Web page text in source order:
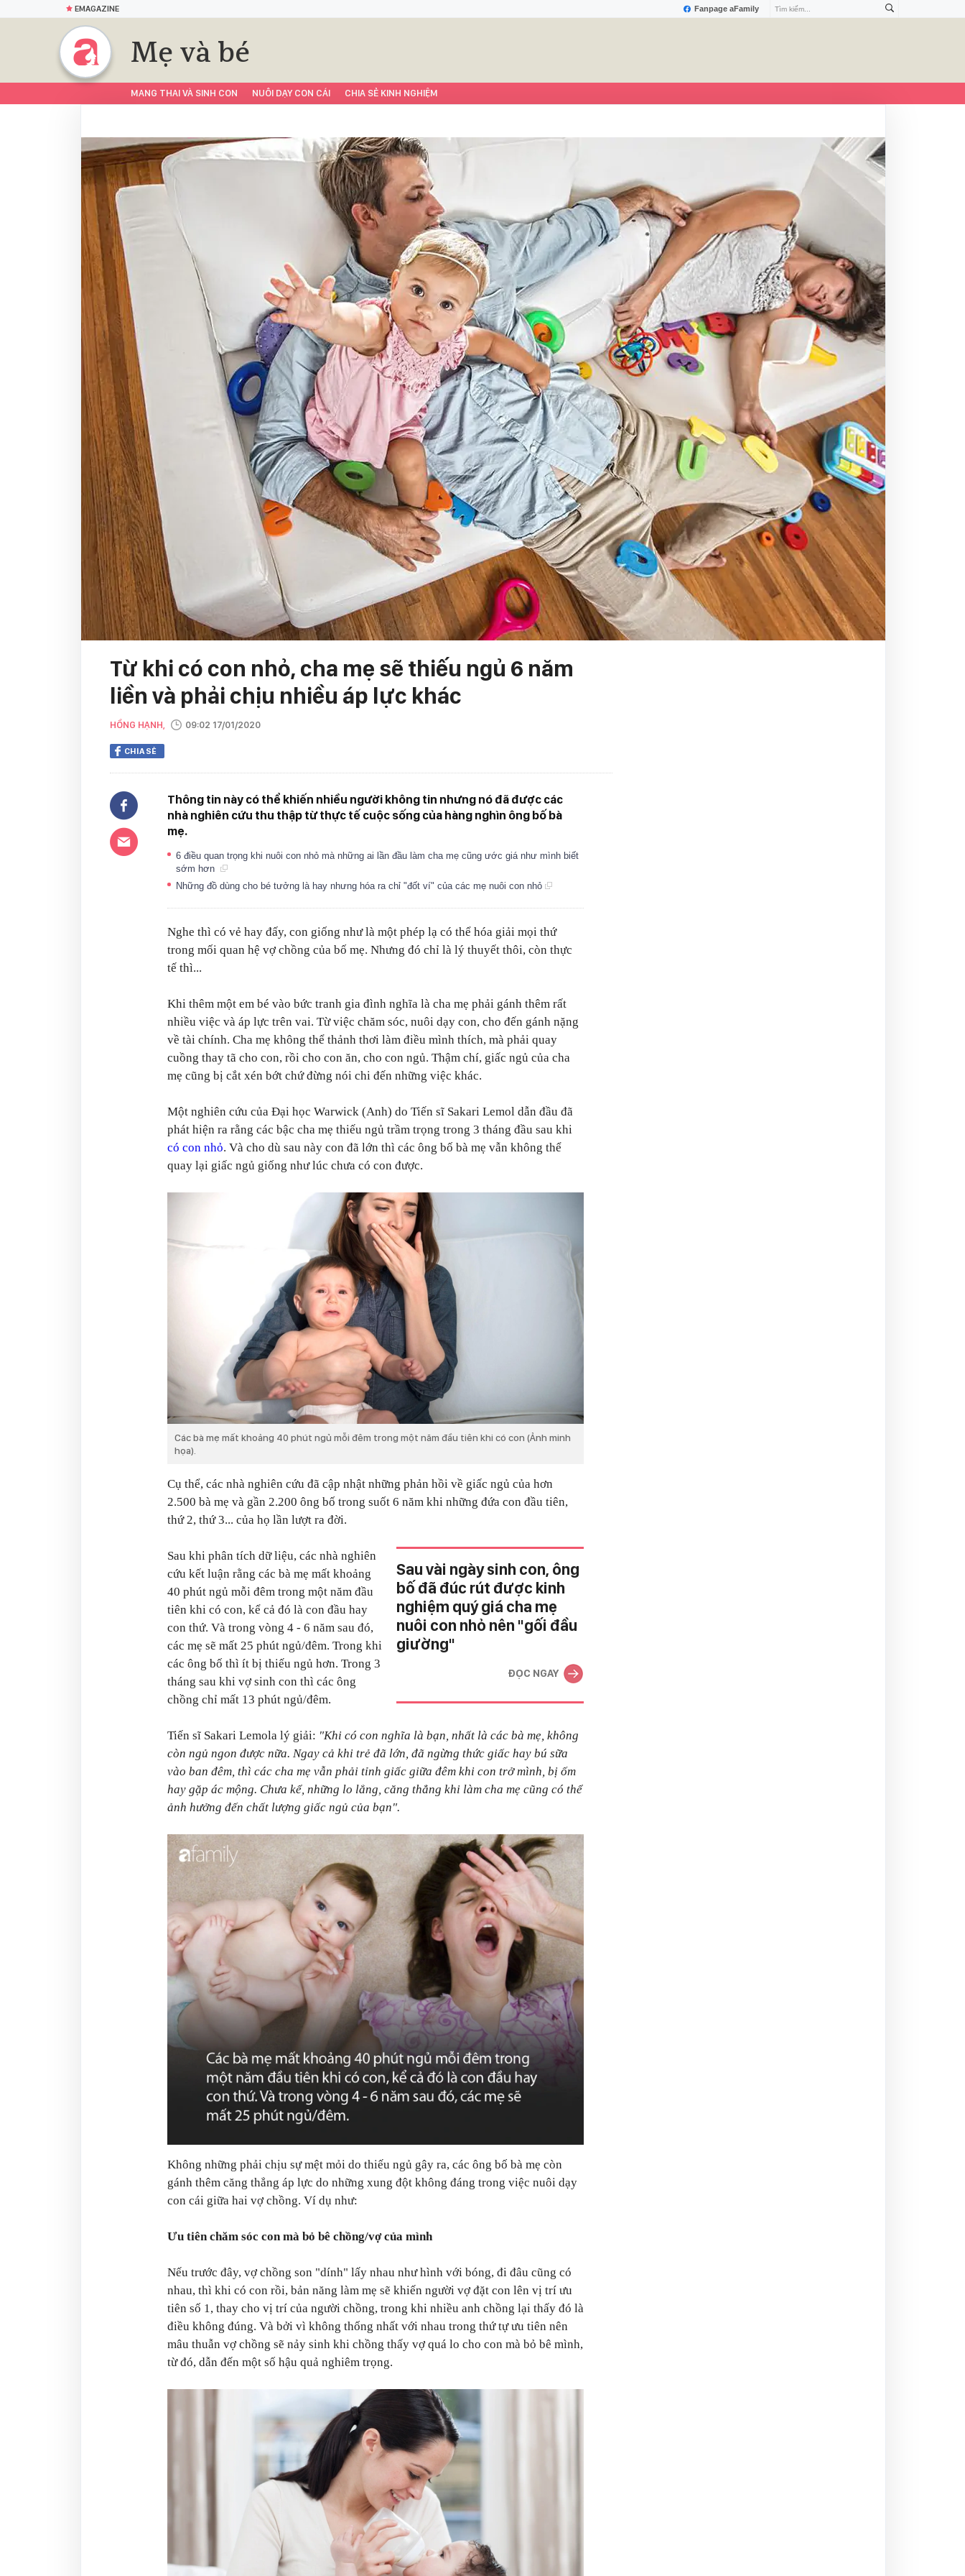
Fanpage aFamily
EMAGAZINE
Mẹ và bé
MANG THAI VÀ SINH CON NUÔI DẠY CON CÁI CHIA SẺ KINH NGHIỆM
Từ khi có con nhỏ, cha mẹ sẽ thiếu ngủ 6 năm
liền và phải chịu nhiều áp lực khác
HỒNG HẠNH, 09:02 17/01/2020
CHIA SẺ
Thông tin này có thể khiến nhiều người không tin nhưng nó đã được các
nhà nghiên cứu thu thập từ thực tế cuộc sống của hàng nghìn ông bố bà
mẹ.
6 điều quan trọng khi nuôi con nhỏ mà những ai lần đầu làm cha mẹ cũng ước giá như mình biết
sớm hơn
Những đồ dùng cho bé tưởng là hay nhưng hóa ra chỉ "đốt ví" của các mẹ nuôi con nhỏ
Nghe thì có vẻ hay đấy, con giống như là một phép lạ có thể hóa giải mọi thứ
trong mối quan hệ vợ chồng của bố mẹ. Nhưng đó chỉ là lý thuyết thôi, còn thực
tế thì...
Khi thêm một em bé vào bức tranh gia đình nghĩa là cha mẹ phải gánh thêm rất
nhiều việc và áp lực trên vai. Từ việc chăm sóc, nuôi dạy con, cho đến gánh nặng
về tài chính. Cha mẹ không thể thảnh thơi làm điều mình thích, mà phải quay
cuồng thay tã cho con, rồi cho con ăn, cho con ngủ. Thậm chí, giấc ngủ của cha
mẹ cũng bị cắt xén bớt chứ đừng nói chi đến những việc khác.
Một nghiên cứu của Đại học Warwick (Anh) do Tiến sĩ Sakari Lemol dẫn đầu đã
phát hiện ra rằng các bậc cha mẹ thiếu ngủ trầm trọng trong 3 tháng đầu sau khi
có con nhỏ. Và cho dù sau này con đã lớn thì các ông bố bà mẹ vẫn không thể
quay lại giấc ngủ giống như lúc chưa có con được.
Các bà mẹ mất khoảng 40 phút ngủ mỗi đêm trong một năm đầu tiên khi có con (Ảnh minh
họa).
Cụ thể, các nhà nghiên cứu đã cập nhật những phản hồi về giấc ngủ của hơn
2.500 bà mẹ và gần 2.200 ông bố trong suốt 6 năm khi những đứa con đầu tiên,
thứ 2, thứ 3... của họ lần lượt ra đời.
Sau vài ngày sinh con, ông
bố đã đúc rút được kinh
nghiệm quý giá cha mẹ
nuôi con nhỏ nên "gối đầu
giường"
ĐỌC NGAY
Sau khi phân tích dữ liệu, các nhà nghiên
cứu kết luận rằng các bà mẹ mất khoảng
40 phút ngủ mỗi đêm trong một năm đầu
tiên khi có con, kể cả đó là con đầu hay
con thứ. Và trong vòng 4 - 6 năm sau đó,
các mẹ sẽ mất 25 phút ngủ/đêm. Trong khi
các ông bố thì ít bị thiếu ngủ hơn. Trong 3
tháng sau khi vợ sinh con thì các ông
chồng chỉ mất 13 phút ngủ/đêm.
Tiến sĩ Sakari Lemola lý giải: "Khi có con nghĩa là bạn, nhất là các bà mẹ, không
còn ngủ ngon được nữa. Ngay cả khi trẻ đã lớn, đã ngừng thức giấc hay bú sữa
vào ban đêm, thì các cha mẹ vẫn phải tỉnh giấc giữa đêm khi con trở mình, bị ốm
hay gặp ác mộng. Chưa kể, những lo lắng, căng thẳng khi làm cha mẹ cũng có thể
ảnh hưởng đến chất lượng giấc ngủ của bạn".
Không những phải chịu sự mệt mỏi do thiếu ngủ gây ra, các ông bố bà mẹ còn
gánh thêm căng thẳng áp lực do những xung đột không đáng trong việc nuôi dạy
con cái giữa hai vợ chồng. Ví dụ như:
Ưu tiên chăm sóc con mà bỏ bê chồng/vợ của mình
Nếu trước đây, vợ chồng son "dính" lấy nhau như hình với bóng, đi đâu cũng có
nhau, thì khi có con rồi, bản năng làm mẹ sẽ khiến người vợ đặt con lên vị trí ưu
tiên số 1, thay cho vị trí của người chồng, trong khi nhiều anh chồng lại thấy đó là
điều không đúng. Và bởi vì không thống nhất với nhau trong thứ tự ưu tiên nên
mâu thuẫn vợ chồng sẽ nảy sinh khi chồng thấy vợ quá lo cho con mà bỏ bê mình,
từ đó, dẫn đến một số hậu quả nghiêm trọng.